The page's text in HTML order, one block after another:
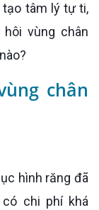
tâm lý tự ti,
vùng chân
chân
hình răng đã
chi phí khá